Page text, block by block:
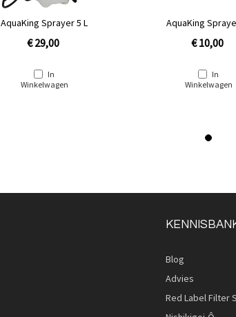
AquaKing Sprayer 5 L
€ 29,00
In
Winkelwagen
AquaKing
€ 10,00
In
Winkelwagen
Blog
Advies
Red Label Filter